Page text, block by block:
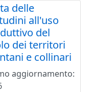
delle
all'uso
del
dei territori
e collinari
aggiornamento: